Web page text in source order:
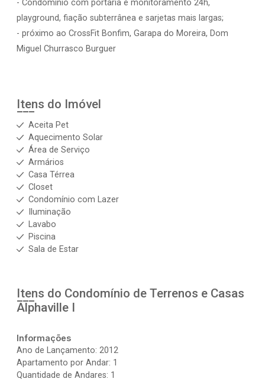
- Condomínio com portaria e monitoramento 24h,
playground, fiação subterrânea e sarjetas mais largas;
- próximo ao CrossFit Bonfim, Garapa do Moreira, Dom
Miguel Churrasco Burguer
Itens do Imóvel
Aceita Pet
Aquecimento Solar
Área de Serviço
Armários
Casa Térrea
Closet
Condomínio com Lazer
Iluminação
Lavabo
Piscina
Sala de Estar
Itens do Condomínio de Terrenos e Casas
Alphaville I
Informações
Ano de Lançamento: 2012
Apartamento por Andar: 1
Quantidade de Andares: 1